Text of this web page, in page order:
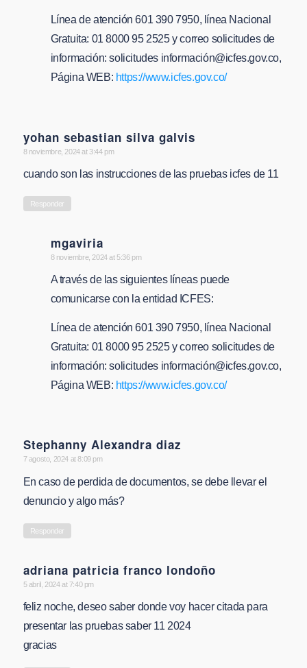
Línea de atención 601 390 7950, línea Nacional
Gratuita: 01 8000 95 2525 y correo solicitudes de
información: solicitudes información@icfes.gov.co,
Página WEB: https://www.icfes.gov.co/
yohan sebastian silva galvis
says:
8 noviembre, 2024 at 3:44 pm
cuando son las instrucciones de las pruebas icfes de 11
Responder
mgaviria
says:
8 noviembre, 2024 at 5:36 pm
A través de las siguientes líneas puede
comunicarse con la entidad ICFES:
Línea de atención 601 390 7950, línea Nacional
Gratuita: 01 8000 95 2525 y correo solicitudes de
información: solicitudes información@icfes.gov.co,
Página WEB: https://www.icfes.gov.co/
Stephanny Alexandra diaz
says:
7 agosto, 2024 at 8:09 pm
En caso de perdida de documentos, se debe llevar el
denuncio y algo más?
Responder
adriana patricia franco londoño
says:
5 abril, 2024 at 7:40 pm
feliz noche, deseo saber donde voy hacer citada para
presentar las pruebas saber 11 2024
gracias